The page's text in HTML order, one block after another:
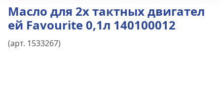
Масло для 2х тактных двигател
ей Favourite 0,1л 140100012
(арт. 1533267)